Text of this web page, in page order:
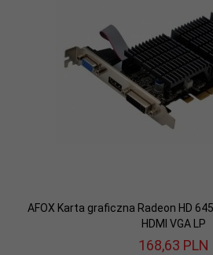
AFOX Karta graficzna Radeon HD
HDMI VGA LP
168,63 PLN